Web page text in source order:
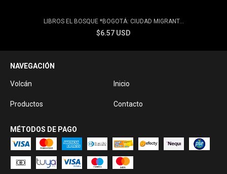
LIBROS EL BOSQUE *BOGOTÁ: CIUDAD MIGRANT...
$6.57 USD
NAVEGACIÓN
Volcán Inicio
Productos Contacto
MÉTODOS DE PAGO